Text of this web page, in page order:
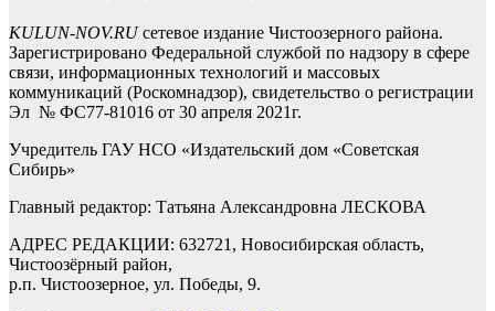
KULUN-NOV.RUсетевое издание Чистоозерного района.
Зарегистрировано Федеральной службой по надзору в сфере
связи, информационных технологий и массовых
коммуникаций (Роскомнадзор), свидетельство о регистрации
Эл № ФС77-81016 от 30 апреля 2021г.
Учредитель ГАУ НСО «Издательский дом «Советская
Сибирь»
Главный редактор: Татьяна Александровна ЛЕСКОВА
АДРЕС РЕДАКЦИИ: 632721, Новосибирская область,
Чистоозёрный район,
р.п. Чистоозерное, ул. Победы, 9.